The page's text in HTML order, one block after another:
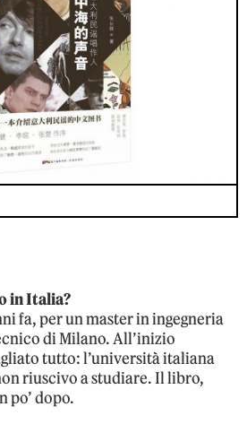
in Italia?
fa, per un master in ingegneria
di Milano. All’inizio
tutto: l’università italiana
riuscivo a studiare. Il libro,
po’ dopo.